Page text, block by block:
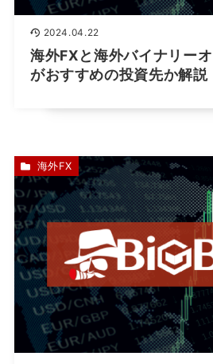
2024.04.22
海外FXと海外バイナリー
がおすすめの投資先か解説
海外FX